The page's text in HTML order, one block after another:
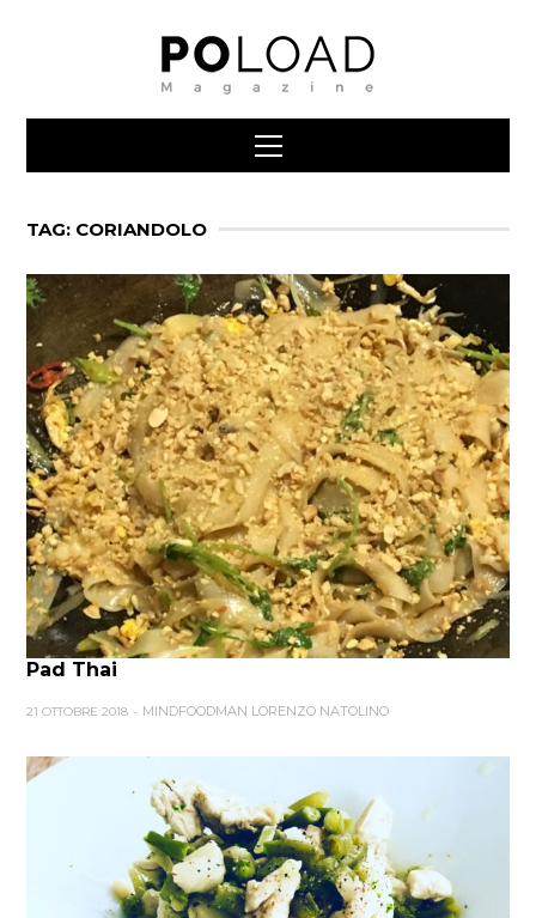
TAG: CORIANDOLO
Pad Thai
21 OTTOBRE 2018 MINDFOODMAN LORENZO NATOLINO